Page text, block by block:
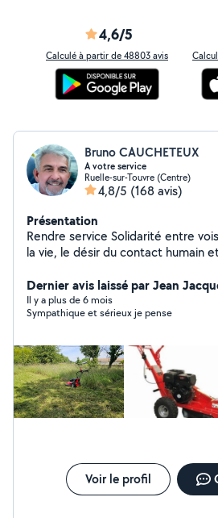
4,6/5
Calculé à partir de 48803 avis
Bruno CAUCHETEUX
A votre service
Ruelle-sur-Touvre (Centre)
4,8/5 (168 avis)
Présentation
Rendre service Solidarité entre
la vie, le désir du contact humain
dire gratuité.....
Dernier avis laissé par Jean
Il y a plus de 6 mois
Sympathique et sérieux je pense
Voir le profil